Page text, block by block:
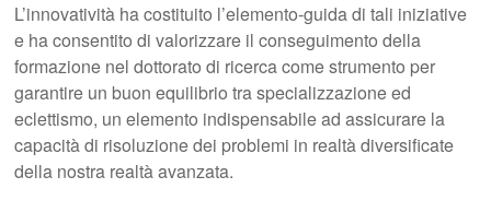
L’innovatività ha costituito l’elemento-guida di tali iniziative
e ha consentito di valorizzare il conseguimento della
formazione nel dottorato di ricerca come strumento per
garantire un buon equilibrio tra specializzazione ed
eclettismo, un elemento indispensabile ad assicurare la
capacità di risoluzione dei problemi in realtà diversificate
della nostra realtà avanzata.